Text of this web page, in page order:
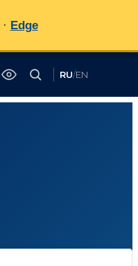
RU/EN
· Edge